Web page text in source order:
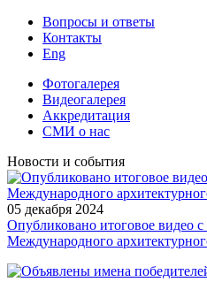
Вопросы и ответы
Контакты
Eng
Фотогалерея
Видеогалерея
Аккредитация
СМИ о нас
Новости и события
05 декабря 2024
Опубликовано итоговое видео
Международного